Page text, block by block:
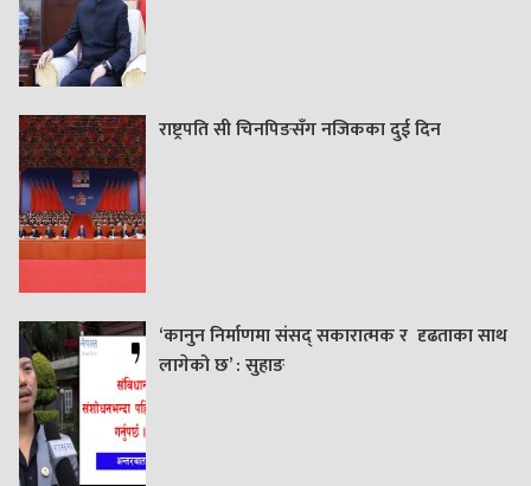
राष्ट्रपति सी चिनपिङसँग नजिकका दुई दिन
‘कानुन निर्माणमा संसद् सकारात्मक र दृढताका साथ
लागेको छ’ : सुहाङ